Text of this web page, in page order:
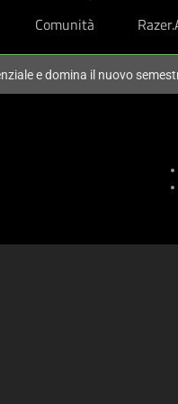
Comunità
e domina il nuovo